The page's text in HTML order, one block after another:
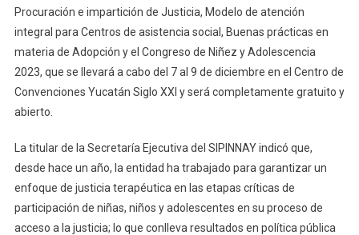
Procuración e impartición de Justicia, Modelo de atención
integral para Centros de asistencia social, Buenas prácticas en
materia de Adopción y el Congreso de Niñez y Adolescencia
2023, que se llevará a cabo del 7 al 9 de diciembre en el Centro de
Convenciones Yucatán Siglo XXI y será completamente gratuito y
abierto.
La titular de la Secretaría Ejecutiva del SIPINNAY indicó que,
desde hace un año, la entidad ha trabajado para garantizar un
enfoque de justicia terapéutica en las etapas críticas de
participación de niñas, niños y adolescentes en su proceso de
acceso a la justicia; lo que conlleva resultados en política pública